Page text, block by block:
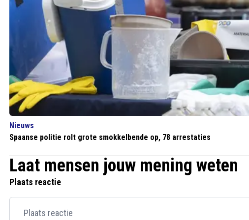
Nieuws
Spaanse politie rolt grote smokkelbende op, 78 arrestaties
Laat mensen jouw mening weten
Plaats reactie